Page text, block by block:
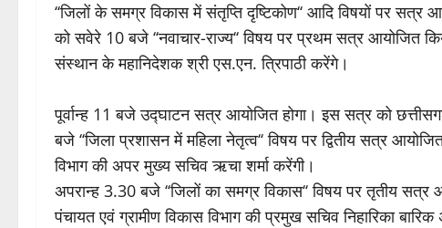
‘‘जिलों के समग्र विकास में संतृप्ति दृष्टिकोण‘‘ आदि विषयों पर
को सवेरे 10 बजे ‘‘नवाचार-राज्य‘‘ विषय पर प्रथम सत्र आयोजित
संस्थान के महानिदेशक श्री एस.एन. त्रिपाठी करेंगे।
पूर्वान्ह 11 बजे उद्घाटन सत्र आयोजित होगा। इस सत्र को
बजे ‘‘जिला प्रशासन में महिला नेतृत्व‘‘ विषय पर द्वितीय सत्र
विभाग की अपर मुख्य सचिव ऋचा शर्मा करेंगी।
अपरान्ह 3.30 बजे ‘‘जिलों का समग्र विकास‘‘ विषय पर तृतीय
पंचायत एवं ग्रामीण विकास विभाग की प्रमुख सचिव निहारिका बारिक